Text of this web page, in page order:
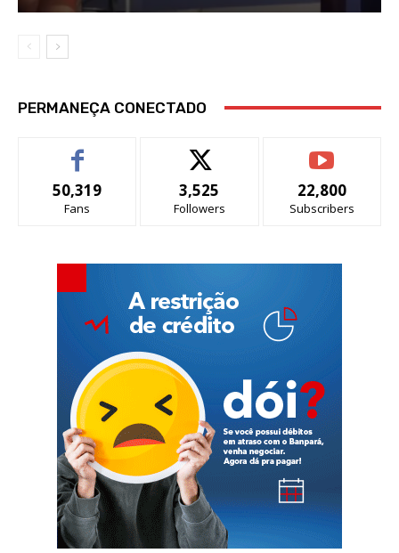
PERMANEÇA CONECTADO
50,319
Fans
3,525
Followers
22,800
Subscribers